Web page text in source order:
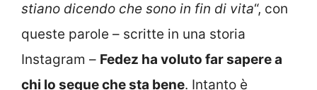
stiano dicendo che sono in fin di vita“, con
queste parole – scritte in una storia
Instagram – Fedez ha voluto far sapere a
chi lo segue che sta bene. Intanto è